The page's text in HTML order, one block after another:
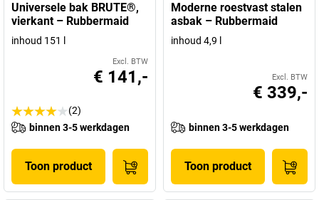
Universele bak BRUTE®,
vierkant – Rubbermaid
inhoud 151 l
Excl. BTW
€ 141,-
(2)
binnen 3-5 werkdagen
Toon product
Moderne roestvast stalen
asbak – Rubbermaid
inhoud 4,9 l
Excl. BTW
€ 339,-
binnen 3-5 werkdagen
Toon product